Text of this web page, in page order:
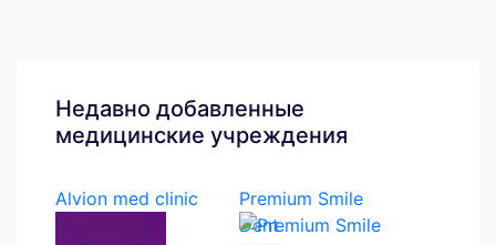
Недавно добавленные
медицинские учреждения
Alvion med clinic
Premium Smile
Dent